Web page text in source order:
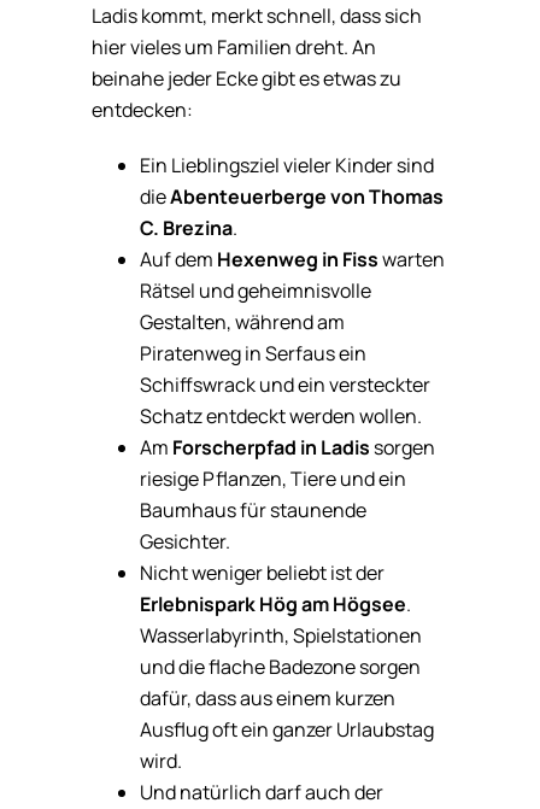
Ladis kommt, merkt schnell, dass sich
hier vieles um Familien dreht. An
beinahe jeder Ecke gibt es etwas zu
entdecken:
Ein Lieblingsziel vieler Kinder sind
dieAbenteuerberge von Thomas
C. Brezina.
Auf dem Hexenweg in Fisswarten
Rätsel und geheimnisvolle
Gestalten, während am
Piratenweg in Serfaus ein
Schiffswrack und ein versteckter
Schatz entdeckt werden wollen.
Am Forscherpfad in Ladis sorgen
riesige Pflanzen, Tiere und ein
Baumhaus für staunende
Gesichter.
Nicht weniger beliebt ist der
Erlebnispark Hög am Högsee.
Wasserlabyrinth, Spielstationen
und die flache Badezone sorgen
dafür, dass aus einem kurzen
Ausflug oft ein ganzer Urlaubstag
wird.
Und natürlich darf auch der